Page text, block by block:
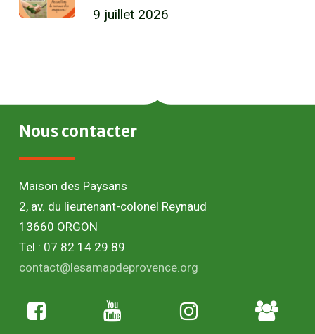
9 juillet 2026
Nouscontacter
Maison des Paysans
2, av. du lieutenant-colonel Reynaud
13660 ORGON
Tel : 07 82 14 29 89
contact@lesamapdeprovence.org
Adhésion
paysan